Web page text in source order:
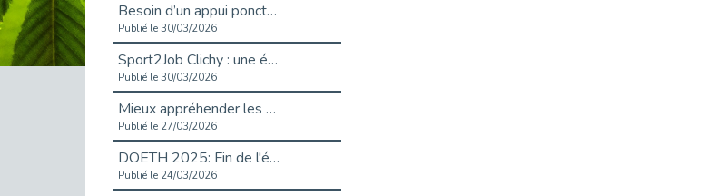
Besoin d’un appui ponctuel expertise handicap ?
Publié le 30/03/2026
Sport2Job Clichy : une édition altoséquanaise avec Cap Emploi 92.
Publié le 30/03/2026
Mieux appréhender les enjeux du handicap singulier en entreprise - vidéo
Publié le 27/03/2026
DOETH 2025: Fin de l'écrêtement
Publié le 24/03/2026